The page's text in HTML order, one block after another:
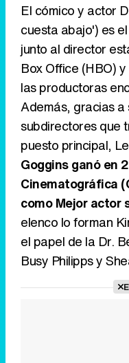
El cómico y actor
cuesta abajo') es
junto al director
Box Office (HBO)
las productoras
Además, gracias a
subdirectores que
puesto principal,
Goggins ganó en
Cinematográfica
como Mejor actor
elenco lo forman
el papel de la Dr.
Busy Philipps y